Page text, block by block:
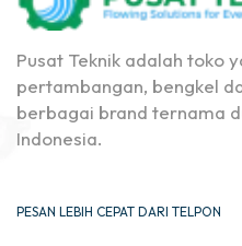
Pusat Teknik adalah toko
pertambangan, bengkel
berbagai brand ternama
Indonesia.
PESAN LEBIH CEPAT DARI TELPON